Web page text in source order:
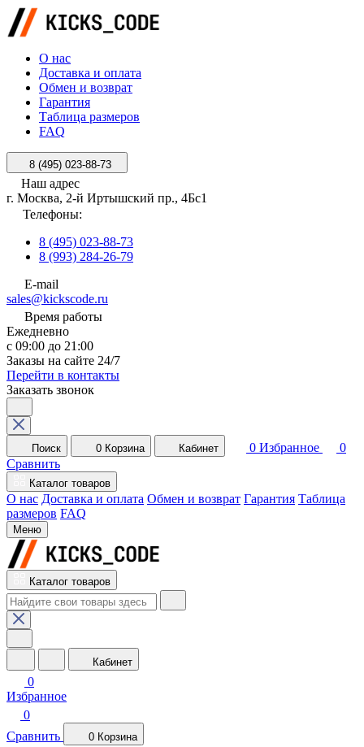
О нас
Доставка и оплата
Обмен и возврат
Гарантия
Таблица размеров
FAQ
8 (495) 023-88-73
Наш адрес
г. Москва, 2-й Иртышский пр., 4Бс1
Телефоны:
8 (495) 023-88-73
8 (993) 284-26-79
E-mail
sales@kickscode.ru
Время работы
Ежедневно
с 09:00 до 21:00
Заказы на сайте 24/7
Перейти в контакты
Заказать звонок
Поиск 0 Корзина Кабинет 0 Избранное
0
Сравнить
Каталог товаров
О нас Доставка и оплата Обмен и возврат Гарантия Таблица
размеров FAQ
Меню
Каталог товаров
Кабинет
0
Избранное
0
Сравнить
0 Корзина